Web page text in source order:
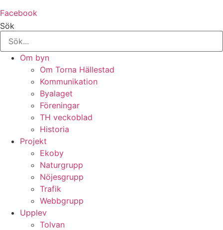
Facebook
Sök
Om byn
Om Torna Hällestad
Kommunikation
Byalaget
Föreningar
TH veckoblad
Historia
Projekt
Ekoby
Naturgrupp
Nöjesgrupp
Trafik
Webbgrupp
Upplev
Tolvan